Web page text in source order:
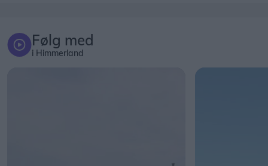
Følg med
i Himmerland